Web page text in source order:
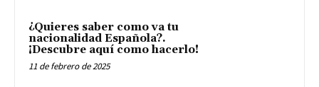
¿Quieres saber como va tu
nacionalidad Española?.
¡Descubre aquí como hacerlo!
11 de febrero de 2025